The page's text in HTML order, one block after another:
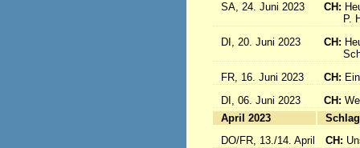
SA, 24. Juni 2023 CH:
P.
DI, 20. Juni 2023
CH:
FR, 16. Juni 2023
CH:
DI, 06. Juni 2023
CH:
April 2023
DO/FR, 13./14. April
CH: